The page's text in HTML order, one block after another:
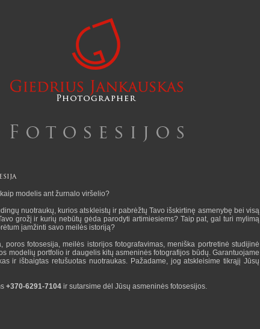
modelis ant žurnalo viršelio?
nuotraukų, kurios atskleistų ir pabrėžtų Tavo išskirtinę asmenybę bei visą
grožį ir kurių nebūtų gėda parodyti artimiesiems? Taip pat, gal turi mylimą
įamžinti savo meilės istoriją?
poros fotosesija, meilės istorijos fotografavimas, meniška portretinė studijinė
modelių portfolio ir daugelis kitų asmeninės fotografijos būdų. Garantuojame
ir išbaigtas retušuotas nuotraukas. Pažadame, jog atskleisime tikrąjį Jūsų
+370-6291-7104 ir sutarsime dėl Jūsų asmeninės fotosesijos.